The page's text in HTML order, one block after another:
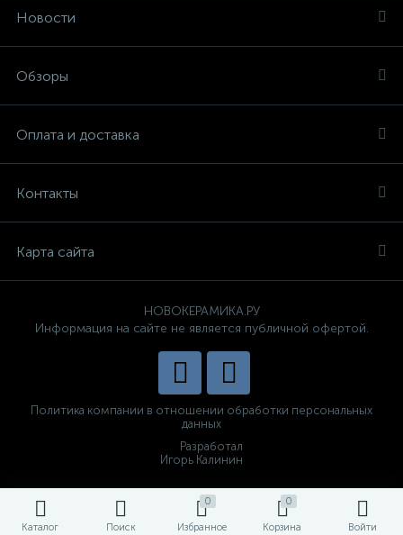
Каталог Поиск
0
Избранное
0
Корзина Войти
Новости
Обзоры
Оплата и доставка
Контакты
Карта сайта
НОВОКЕРАМИКА.РУ
Информация на сайте не является публичной офертой.
Политика компании в отношении обработки персональных
данных
Разработал
Игорь Калинин